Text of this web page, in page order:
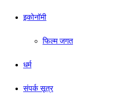
इकोनॉमी
फिल्म जगत
धर्म
संपर्क सूत्र